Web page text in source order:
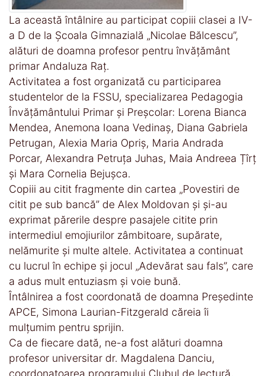
La această întâlnire au participat copiii clasei a IV-
a D de la Școala Gimnazială „Nicolae Bălcescu”,
alături de doamna profesor pentru învățământ
primar Andaluza Raț.
Activitatea a fost organizată cu participarea
studentelor de la FSSU, specializarea Pedagogia
Învățământului Primar și Preșcolar: Lorena Bianca
Mendea, Anemona Ioana Vedinaș, Diana Gabriela
Petrugan, Alexia Maria Opriș, Maria Andrada
Porcar, Alexandra Petruța Juhas, Maia Andreea Țîrț
și Mara Cornelia Bejușca.
Copiii au citit fragmente din cartea „Povestiri de
citit pe sub bancă” de Alex Moldovan și și-au
exprimat părerile despre pasajele citite prin
intermediul emojiurilor zâmbitoare, supărate,
nelămurite și multe altele. Activitatea a continuat
cu lucrul în echipe și jocul „Adevărat sau fals”, care
a adus mult entuziasm și voie bună.
Întâlnirea a fost coordonată de doamna Președinte
APCE, Simona Laurian-Fitzgerald căreia îi
mulțumim pentru sprijin.
Ca de fiecare dată, ne-a fost alături doamna
profesor universitar dr. Magdalena Danciu,
coordonatoarea programului Clubul de lectură,